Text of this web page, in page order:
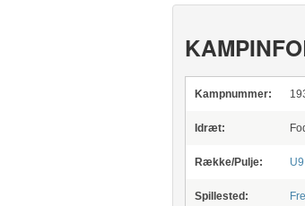
Kampnummer:
Idræt:
Række/Pulje:
Spillested: